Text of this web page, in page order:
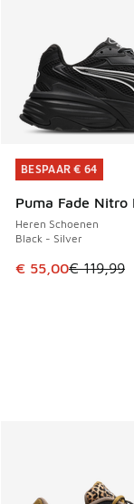
BESPAAR € 64
Puma Fade Nitro
Heren Schoenen
Black - Silver
Dit artikel is in
€ 55,00€ 119,99
BESPAAR € 64